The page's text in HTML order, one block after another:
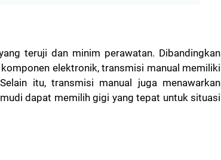
teruji dan minim perawatan. Dibandingkan
elektronik, transmisi manual memiliki
itu, transmisi manual juga menawarkan
dapat memilih gigi yang tepat untuk situasi